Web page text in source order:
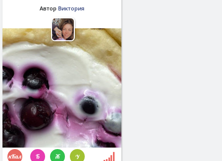
Автор Виктория